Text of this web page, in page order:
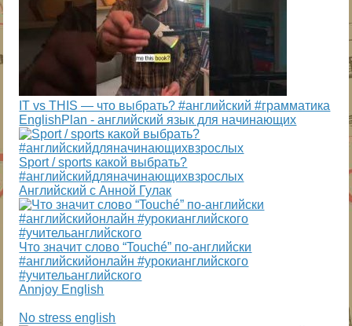
IT vs THIS — что выбрать? #английский #грамматика
EnglishPlan - английский язык для начинающих
Sport / sports какой выбрать?
#английскийдляначинающихвзрослых
Английский с Анной Гулак
Что значит слово “Touché” по-английски
#английскийонлайн #урокианглийского
#учительанглийского
Annjoy English
No stress english